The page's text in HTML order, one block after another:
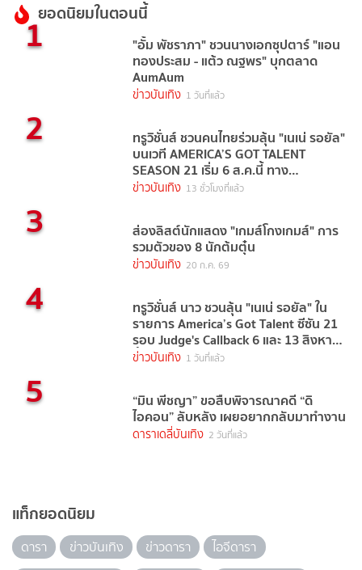
ยอดนิยมในตอนนี้
1 "อั้ม พัชราภา" ชวนนางเอกซุปตาร์ "แอน
ทองประสม - แต้ว ณฐพร" บุกตลาด
AumAum
ข่าวบันเทิง 1 วันที่แล้ว
2 ทรูวิชั่นส์ ชวนคนไทยร่วมลุ้น "เนเน่ รอยัล"
บนเวที AMERICA’S GOT TALENT
SEASON 21 เริ่ม 6 ส.ค.นี้ ทาง
TrueVisions NOW
ข่าวบันเทิง 13 ชั่วโมงที่แล้ว
3 ส่องลิสต์นักแสดง "เกมส์โกงเกมส์" การ
รวมตัวของ 8 นักต้มตุ๋น
ข่าวบันเทิง 20 ก.ค. 69
4 ทรูวิชั่นส์ นาว ชวนลุ้น "เนเน่ รอยัล" ใน
รายการ America’s Got Talent ซีซัน 21
รอบ Judge's Callback 6 และ 13 สิงหาคม
นี้
ข่าวบันเทิง 1 วันที่แล้ว
5 “มิน พีชญา” ขอสืบพิจารณาคดี “ดิ
ไอคอน” ลับหลัง เผยอยากกลับมาทำงาน
ดาราเดลี่บันเทิง 2 วันที่แล้ว
แท็กยอดนิยม
ดารา ข่าวบันเทิง ข่าวดารา
ไอจีดารา